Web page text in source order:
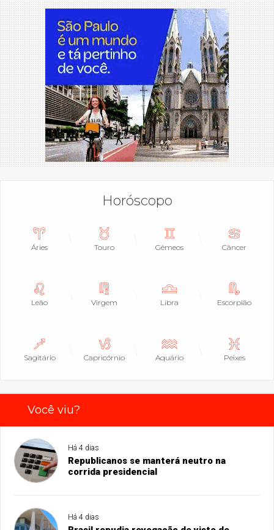
Horóscopo
Áries Touro Gêmeos Câncer
Leão Virgem Libra Escorpião
Sagitário Capricórnio Aquário Peixes
Você viu?
Há 4 dias
Republicanos se manterá neutro na
corrida presidencial
Há 4 dias